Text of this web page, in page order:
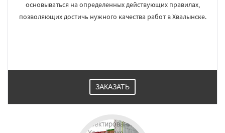
основываться на определенных действующих правилах,
позволяющих достичь нужного качества работ в Хвалынске.
ЗАКАЗАТЬ